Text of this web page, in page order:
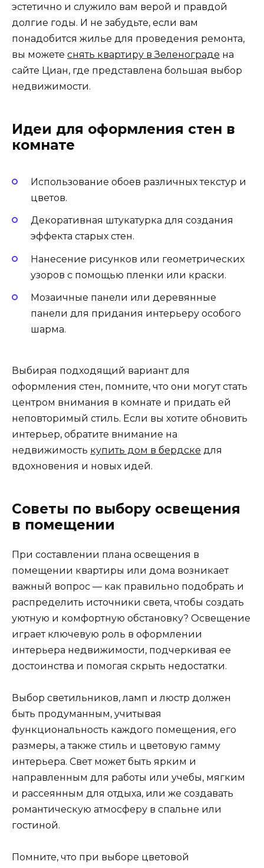
эстетично и служило вам верой и правдой
долгие годы. И не забудьте, если вам
понадобится жилье для проведения ремонта,
вы можете снять квартиру в Зеленограде на
сайте Циан, где представлена большая выбор
недвижимости.
Идеи для оформления стен в
комнате
Использование обоев различных текстур и
цветов.
Декоративная штукатурка для создания
эффекта старых стен.
Нанесение рисунков или геометрических
узоров с помощью пленки или краски.
Мозаичные панели или деревянные
панели для придания интерьеру особого
шарма.
Выбирая подходящий вариант для
оформления стен, помните, что они могут стать
центром внимания в комнате и придать ей
неповторимый стиль. Если вы хотите обновить
интерьер, обратите внимание на
недвижимость купить дом в бердске для
вдохновения и новых идей.
Советы по выбору освещения
в помещении
При составлении плана освещения в
помещении квартиры или дома возникает
важный вопрос — как правильно подобрать и
распределить источники света, чтобы создать
уютную и комфортную обстановку? Освещение
играет ключевую роль в оформлении
интерьера недвижимости, подчеркивая ее
достоинства и помогая скрыть недостатки.
Выбор светильников, ламп и люстр должен
быть продуманным, учитывая
функциональность каждого помещения, его
размеры, а также стиль и цветовую гамму
интерьера. Свет может быть ярким и
направленным для работы или учебы, мягким
и рассеянным для отдыха, или же создавать
романтическую атмосферу в спальне или
гостиной.
Помните, что при выборе цветовой